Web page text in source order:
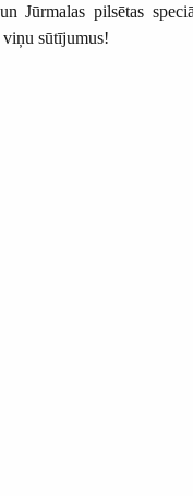
Jūrmalas pilsētas
sūtījumus!